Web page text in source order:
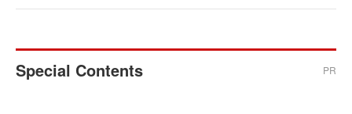
Special Contents PR